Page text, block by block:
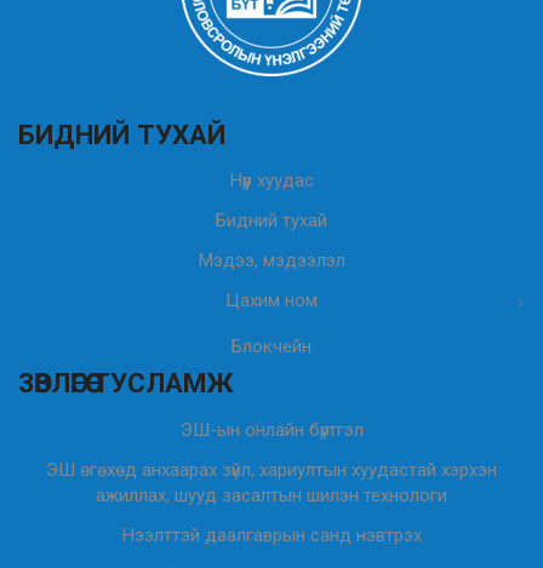
БИДНИЙ ТУХАЙ
Нүүр хуудас
Бидний тухай
Мэдээ, мэдээлэл
Цахим ном
Блокчейн
ЗӨВЛӨГӨӨ ТУСЛАМЖ
ЭШ-ын онлайн бүртгэл
ЭШ өгөхөд анхаарах зүйл, хариултын хуудастай хэрхэн
ажиллах, шууд засалтын шилэн технологи
Нээлттэй даалгаврын санд нэвтрэх